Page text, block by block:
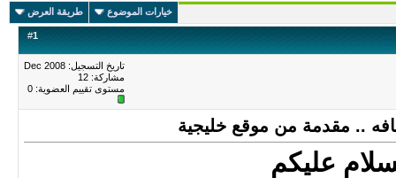
خيارات الموضوع طريقة العرض
#1
تاريخ التسجيل: Dec 2008
مشاركة: 12
مستوى تقييم العضوية: 0
.. مقدمة من موقع خليجية
عليكم